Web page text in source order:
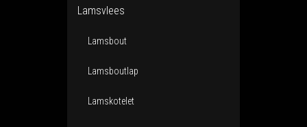
Lamsvlees
Lamsbout
Lamsboutlap
Lamskotelet